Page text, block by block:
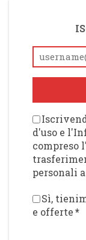
d'uso e
compreso
personali
Sì,
e offerte*